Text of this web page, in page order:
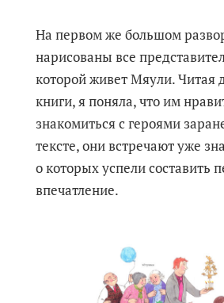
На первом же большом
нарисованы все
которой живет Мяули. Читая
книги, я поняла, что им
знакомиться с героями
тексте, они встречают уже
о которых успели составить
впечатление.